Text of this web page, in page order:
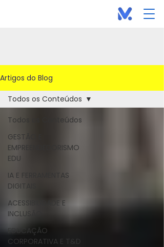
Artigos do Blog
Todos os Conteúdos
GESTÃO E
EMPREENDEDORISMO
EDU
IA E FERRAMENTAS
DIGITAIS
ACESSIBILIDADE E
INCLUSÃO
EDUCAÇÃO
CORPORATIVA E T&D
Todos os Conteúdos